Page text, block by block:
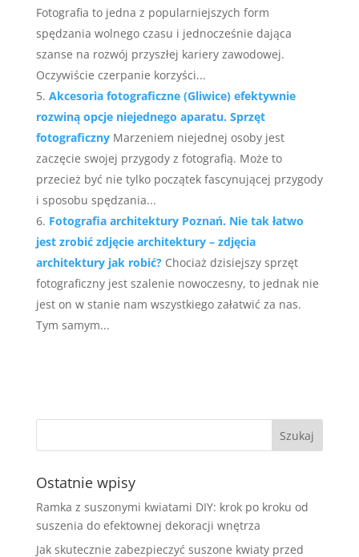
Fotografia to jedna z popularniejszych form
spędzania wolnego czasu i jednocześnie dająca
szanse na rozwój przyszłej kariery zawodowej.
Oczywiście czerpanie korzyści...
Akcesoria fotograficzne (Gliwice) efektywnie
rozwiną opcje niejednego aparatu. Sprzęt
fotograficzny Marzeniem niejednej osoby jest
zaczęcie swojej przygody z fotografią. Może to
przecież być nie tylko początek fascynującej przygody
i sposobu spędzania...
Fotografia architektury Poznań. Nie tak łatwo
jest zrobić zdjęcie architektury – zdjęcia
architektury jak robić? Chociaż dzisiejszy sprzęt
fotograficzny jest szalenie nowoczesny, to jednak nie
jest on w stanie nam wszystkiego załatwić za nas.
Tym samym...
Ostatnie wpisy
Ramka z suszonymi kwiatami DIY: krok po kroku od
suszenia do efektownej dekoracji wnętrza
Jak skutecznie zabezpieczyć suszone kwiaty przed